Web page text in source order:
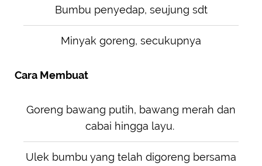
Bumbu penyedap, seujung sdt
Minyak goreng, secukupnya
Cara Membuat
Goreng bawang putih, bawang merah dan
cabai hingga layu.
Ulek bumbu yang telah digoreng bersama